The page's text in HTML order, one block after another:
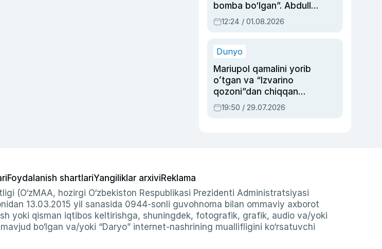
bomba bo‘lgan”. Abdulla
Oripovni siyosiy
ayblovlardan asrab
12:24 / 01.08.2026
Dunyo
Mariupol qamalini yorib
oʻtgan va “Izvarino
qozoni”dan chiqqan
qahramon — Ukraina
armiyasi bosh
19:50 / 29.07.2026
Foydalanish shartlariYangiliklar arxiviReklama
(O‘zMAA, hozirgi O‘zbekiston Respublikasi Prezidenti Administratsiyasi
13.03.2015 yil sanasida 0944-sonli guvohnoma bilan ommaviy axborot
yoki qisman iqtibos keltirishga, shuningdek, fotografik, grafik, audio va/yoki
bo‘lgan va/yoki “Daryo” internet-nashrining muallifligini ko‘rsatuvchi